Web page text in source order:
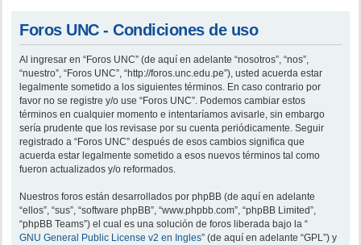
Foros UNC - Condiciones de uso
Al ingresar en “Foros UNC” (de aquí en adelante “nosotros”, “nos”,
“nuestro”, “Foros UNC”, “http://foros.unc.edu.pe”), usted acuerda estar
legalmente sometido a los siguientes términos. En caso contrario por
favor no se registre y/o use “Foros UNC”. Podemos cambiar estos
términos en cualquier momento e intentaríamos avisarle, sin embargo
sería prudente que los revisase por su cuenta periódicamente. Seguir
registrado a “Foros UNC” después de esos cambios significa que
acuerda estar legalmente sometido a esos nuevos términos tal como
fueron actualizados y/o reformados.
Nuestros foros están desarrollados por phpBB (de aquí en adelante
“ellos”, “sus”, “software phpBB”, “www.phpbb.com”, “phpBB Limited”,
“phpBB Teams”) el cual es una solución de foros liberada bajo la “
GNU General Public License v2 en Ingles” (de aquí en adelante “GPL”) y